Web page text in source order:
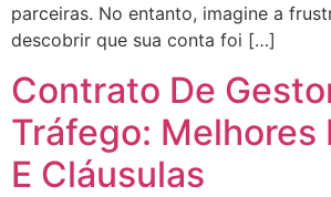
parceiras. No entanto, imagine a
descobrir que sua conta foi […]
Contrato De
Tráfego: Melhores
E Cláusulas